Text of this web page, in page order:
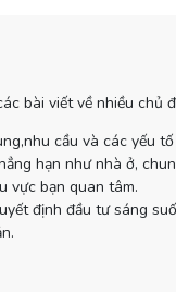
bài viết về nhiều chủ
cầu và các yếu
hạn như nhà ở,
vực bạn quan tâm.
định đầu tư sáng